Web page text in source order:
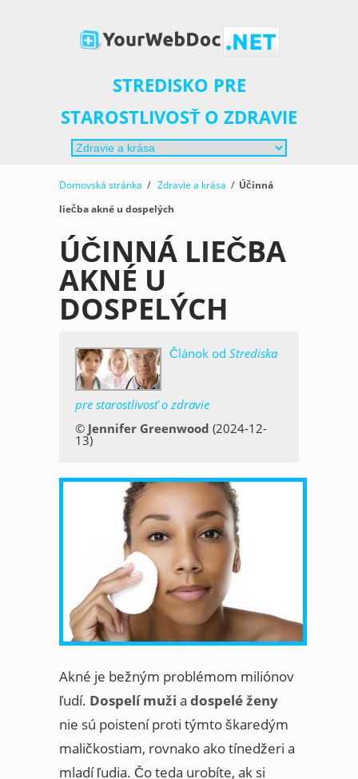
STREDISKO PRE
STAROSTLIVOSŤ O ZDRAVIE
Domovská stránka / Zdravie a krása / Účinná
liečba akné u dospelých
ÚČINNÁ LIEČBA
AKNÉ U
DOSPELÝCH
Článok od Strediska
pre starostlivosť o zdravie
© Jennifer Greenwood (2024-12-
13)
Akné je bežným problémom miliónov
ľudí. Dospelí muži a dospelé ženy
nie sú poistení proti týmto škaredým
maličkostiam, rovnako ako tínedžeri a
mladí ľudia. Čo teda urobíte, ak si